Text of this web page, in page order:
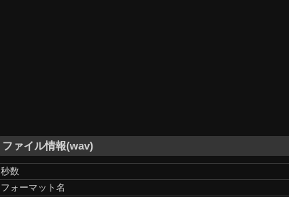
ファイル情報(wav)
秒数
フォーマット名